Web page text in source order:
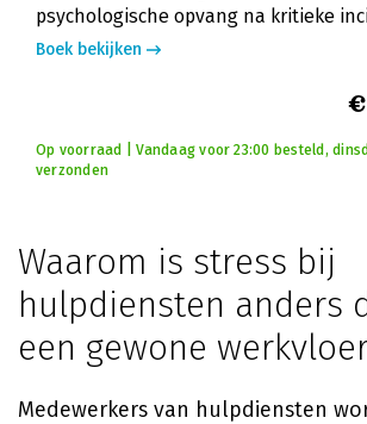
psychologische opvang na kritieke
Boek bekijken
Op voorraad | Vandaag voor 23:00 besteld,
verzonden
Waarom is stress bij
hulpdiensten anders
een gewone
Medewerkers van hulpdiensten